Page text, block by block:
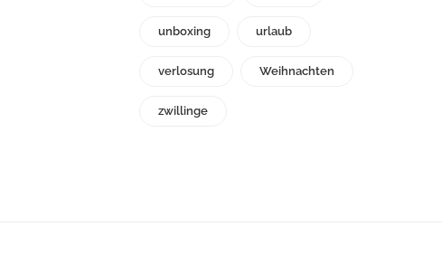
unboxing urlaub
verlosung Weihnachten
zwillinge